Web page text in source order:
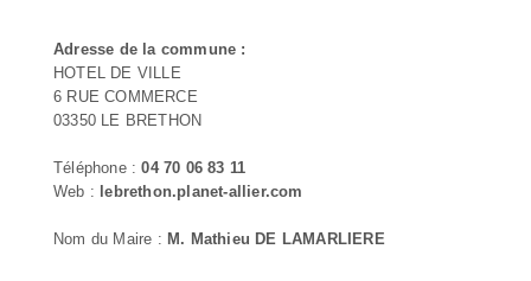
Adresse de la commune :
HOTEL DE VILLE
6 RUE COMMERCE
03350 LE BRETHON
Téléphone :04 70 06 83 11
Web : lebrethon.planet-allier.com
Nom du Maire : M. Mathieu DE LAMARLIERE